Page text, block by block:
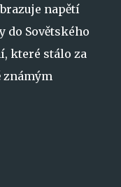
napětí
do Sovětského
které stálo za
známým